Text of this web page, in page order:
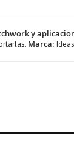
y
Marca: Ideas